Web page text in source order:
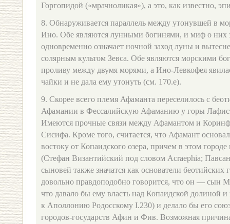
Горгопидой («мрачноликая»), а это, как известно,
8. Обнаруживается параллель между утонувшей в
Ино. Обе являются лунными богинями, и миф о них
одновременно означает ночной заход луны и
солярным культом Зевса. Обе являются морскими
проливу между двумя морями, а Ино-Левкофея
чайки и не дала ему утонуть (см. 170.e).
9. Скорее всего племя Афаманта переселилось с
Афамании в Фессалийскую Афаманию у горы
Имеются прочные связи между Афамантом и
Сисифа. Кроме того, считается, что Афамант
востоку от Копаидского озера, причем в этом
(Стефан Византийский под словом Acraephia;
сыновей также значатся как основатели
довольно правдоподобно говорится, что он — сын
что давало бы ему власть над Копаидской долиной
к Аполлонию Родосскому I.230) и делало бы его
городов-государств Афин и Фив. Возможная